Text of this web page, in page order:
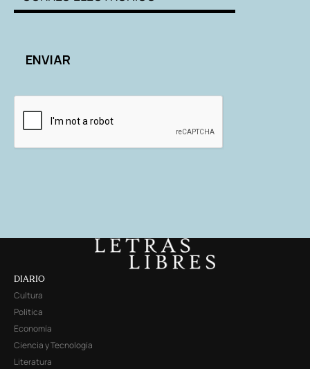
DIARIO
Cultura
Política
Economía
Ciencia y Tecnología
Literatura